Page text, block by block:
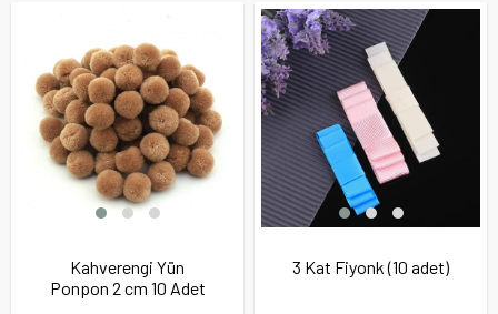
Kahverengi Yün
Ponpon 2 cm 10 Adet
3 Kat Fiyonk (10 adet)